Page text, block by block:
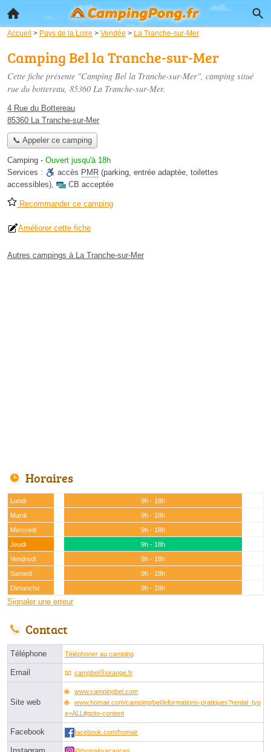
Accueil > Pays de la Loire > Vendée > La Tranche-sur-Mer
Camping Bel la Tranche-sur-Mer
Cette fiche présente "Camping Bel la Tranche-sur-Mer", camping situé
rue du bottereau, 85360 La Tranche-sur-Mer.
4 Rue du Bottereau
85360 La Tranche-sur-Mer
📞 Appeler ce camping
Camping - Ouvert jusqu'à 18h
Services :
accès PMR (parking, entrée adaptée, toilettes
accessibles), CB acceptée
Recommander ce camping
Améliorer cette fiche
Autres campings à La Tranche-sur-Mer
Horaires
Lundi
9h - 18h
Mardi
9h - 18h
Mercredi
9h - 18h
Jeudi
9h - 18h
Vendredi
9h - 18h
Samedi
9h - 18h
Dimanche
9h - 18h
Signaler une erreur
Contact
Téléphone Téléphoner au camping
Email campbelⓐorange.fr
Site web
www.campingbel.com
www.homair.com/camping/bel/informations-pratiques?rental_typ
e=ALL#goto-content
Facebook facebook.com/homair